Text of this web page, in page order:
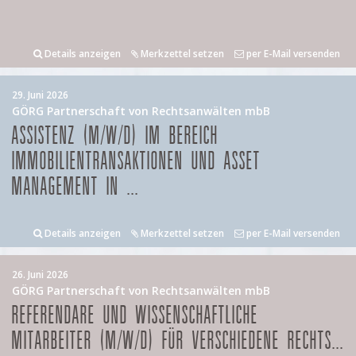
Details anzeigen Merkzettel setzen per E-Mail versenden
29. Juni 2026
GÖRG Partnerschaft von Rechtsanwälten mbB
ASSISTENZ (M/W/D) IM BEREICH
IMMOBILIENTRANSAKTIONEN UND ASSET
MANAGEMENT IN ...
Details anzeigen Merkzettel setzen per E-Mail versenden
26. Juni 2026
GÖRG Partnerschaft von Rechtsanwälten mbB
REFERENDARE UND WISSENSCHAFTLICHE
MITARBEITER (M/W/D) FÜR VERSCHIEDENE RECHTS...